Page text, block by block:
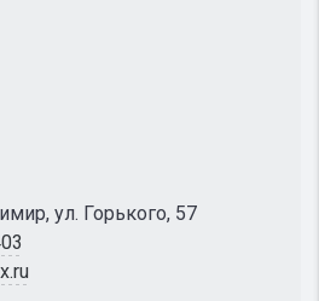
ул. Горького, 57